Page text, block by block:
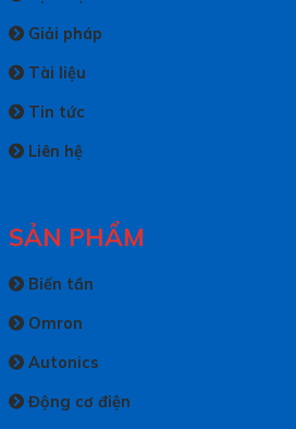
Giải pháp
Tài liệu
Tin tức
Liên hệ
SẢN PHẨM
Biến tần
Omron
Autonics
Động cơ điện